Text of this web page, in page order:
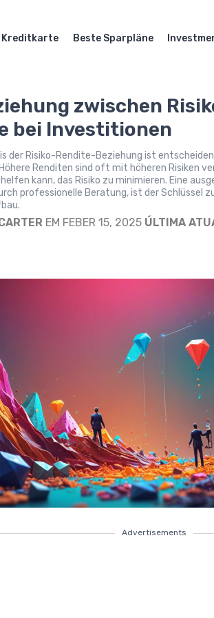
Kreditkarte Beste Sparpläne
zwischen
bei Investitionen
der Risiko-Rendite-Beziehung ist
Renditen sind oft mit höheren Risiken
kann, das Risiko zu minimieren. Eine
professionelle Beratung, ist der Schlüssel
EM FEBER 15, 2025 ÚLTIMA
Advertisements